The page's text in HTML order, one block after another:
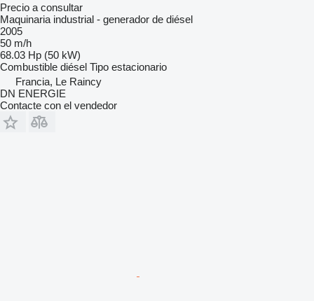
Precio a consultar
Maquinaria industrial - generador de diésel
2005
50 m/h
68.03 Hp (50 kW)
Combustible diésel Tipo estacionario
Francia, Le Raincy
DN ENERGIE
Contacte con el vendedor